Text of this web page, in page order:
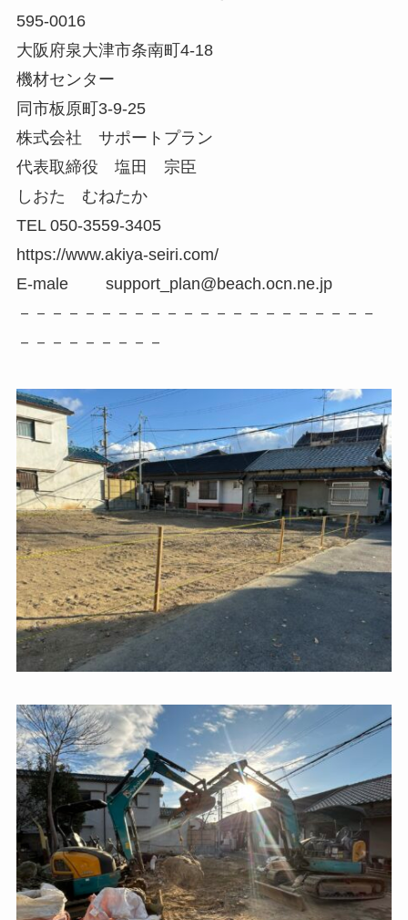
595-0016
大阪府泉大津市条南町4-18
機材センター
同市板原町3-9-25
株式会社 サポートプラン
代表取締役 塩田 宗臣
しおた むねたか
TEL 050-3559-3405
https://www.akiya-seiri.com/
E-male support_plan@beach.ocn.ne.jp
－－－－－－－－－－－－－－－－－－－－－－
－－－－－－－－－